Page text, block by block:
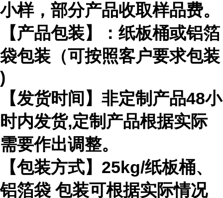
小样，部分产品收取样品费。
【产品包装】：纸板桶或铝箔
袋包装（可按照客户要求包装
)
【发货时间】非定制产品48小
时内发货,定制产品根据实际
需要作出调整。
【包装方式】 25kg/纸板桶、
铝箔袋 包装可根据实际情况